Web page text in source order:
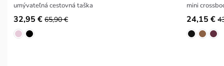
umývateľná cestovná taška
32,95 € 65,90 €
mini
24,15 €